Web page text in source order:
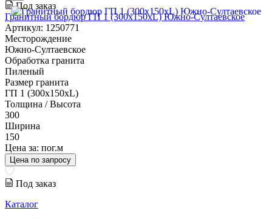
Под заказ
Гранитный бордюр ГП 1 (300x150xL) Южно-Султаевское
Артикул: 1250771
Месторождение
Южно-Султаевское
Обработка гранита
Пиленый
Размер гранита
ГП 1 (300x150xL)
Толщина / Высота
300
Ширина
150
Цена за: пог.м
Цена по запросу
Под заказ
Каталог